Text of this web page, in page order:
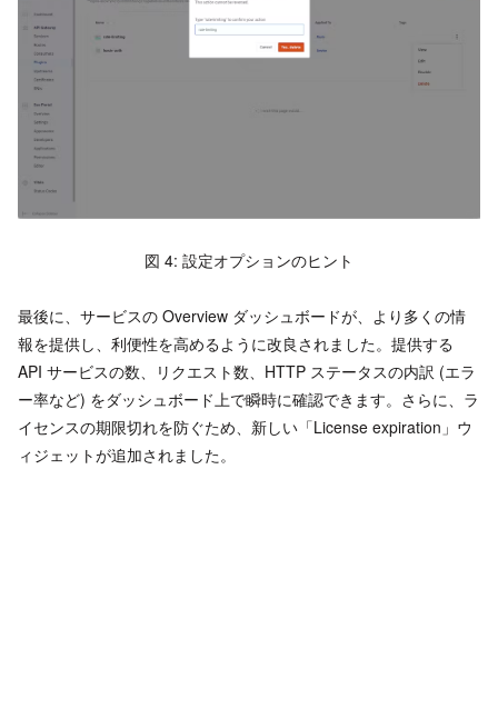
図 4: 設定オプションのヒント
最後に、サービスの Overview ダッシュボードが、より多くの情
報を提供し、利便性を高めるように改良されました。提供する
API サービスの数、リクエスト数、HTTP ステータスの内訳 (エラ
ー率など) をダッシュボード上で瞬時に確認できます。さらに、ラ
イセンスの期限切れを防ぐため、新しい「License expiration」ウ
ィジェットが追加されました。